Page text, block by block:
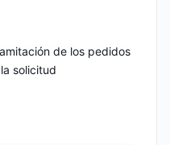
de los pedidos
solicitud